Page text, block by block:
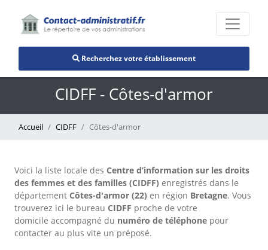
Recherchez votre établissement
CIDFF - Côtes-d'armor
Accueil CIDFF Côtes-d'armor
Voici la liste locale des Centre d’information sur les droits
des femmes et des familles (CIDFF) enregistrés dans le
département Côtes-d'armor (22) en région Bretagne. Vous
trouverez ici le bureau CIDFF proche de votre
domicile accompagné du numéro de téléphone pour
contacter au plus vite un préposé.